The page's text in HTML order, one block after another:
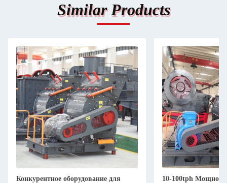
Similar Products
Конкурентное оборудование для
10-100tph